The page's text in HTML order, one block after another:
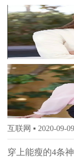
互联网 ▪ 2020-09-09
穿上能瘦的4条